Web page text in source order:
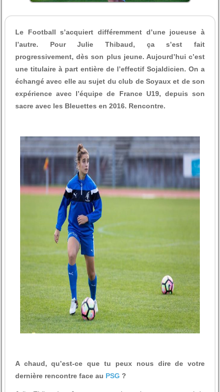
Le Football s’acquiert différemment d’une joueuse à
l’autre. Pour Julie Thibaud, ça s’est fait
progressivement, dès son plus jeune. Aujourd’hui c’est
une titulaire à part entière de l’effectif Sojaldicien. On a
échangé avec elle au sujet du club de Soyaux et de son
expérience avec l’équipe de France U19, depuis son
sacre avec les Bleuettes en 2016. Rencontre.
A chaud, qu’est-ce que tu peux nous dire de votre
dernière rencontre face au PSG ?